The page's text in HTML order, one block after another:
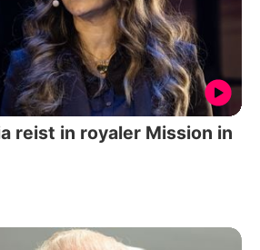
reist in royaler Mission in